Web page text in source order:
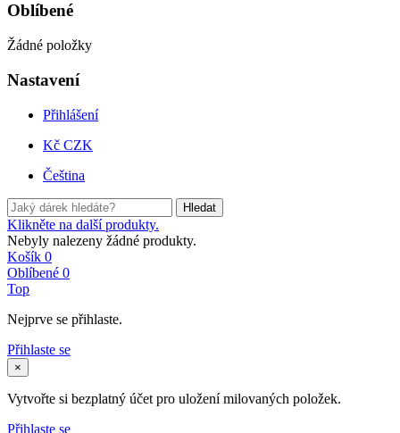
Oblíbené
Žádné položky
Nastavení
Přihlášení
Kč CZK
Čeština
Hledat
Klikněte na další produkty.
Nebyly nalezeny žádné produkty.
Košík 0
Oblíbené 0
Top
Nejprve se přihlaste.
Přihlaste se
×
Vytvořte si bezplatný účet pro uložení milovaných položek.
Přihlaste se